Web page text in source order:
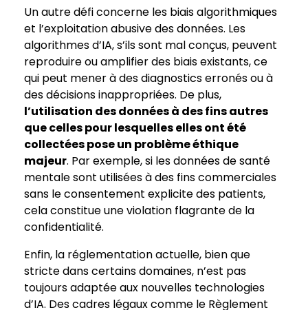
Un autre défi concerne les biais algorithmiques
et l’exploitation abusive des données. Les
algorithmes d’IA, s’ils sont mal conçus, peuvent
reproduire ou amplifier des biais existants, ce
qui peut mener à des diagnostics erronés ou à
des décisions inappropriées. De plus,
l’utilisation des données à des fins autres
que celles pour lesquelles elles ont été
collectées pose un problème éthique
majeur. Par exemple, si les données de santé
mentale sont utilisées à des fins commerciales
sans le consentement explicite des patients,
cela constitue une violation flagrante de la
confidentialité.
Enfin, la réglementation actuelle, bien que
stricte dans certains domaines, n’est pas
toujours adaptée aux nouvelles technologies
d’IA. Des cadres légaux comme le Règlement